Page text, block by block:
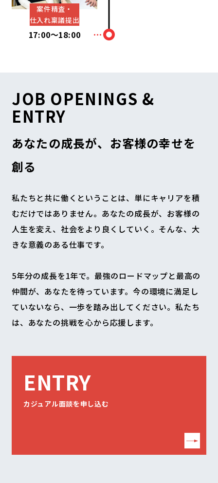
案件精査・
仕入れ稟議提出
17:00～18:00
JOB OPENINGS &
ENTRY
あなたの成長が、お客様の幸せを
創る
私たちと共に働くということは、単にキャリアを積
むだけではありません。あなたの成長が、お客様の
人生を変え、社会をより良くしていく。そんな、大
きな意義のある仕事です。
5年分の成長を1年で。最強のロードマップと最高の
仲間が、あなたを待っています。今の環境に満足し
ていないなら、一歩を踏み出してください。私たち
は、あなたの挑戦を心から応援します。
ENTRY
カジュアル面談を申し込む